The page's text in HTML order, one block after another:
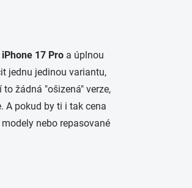
17 Pro a úplnou
jednu jedinou variantu,
žádná "ošizená" verze,
A pokud by ti i tak cena
nebo repasované